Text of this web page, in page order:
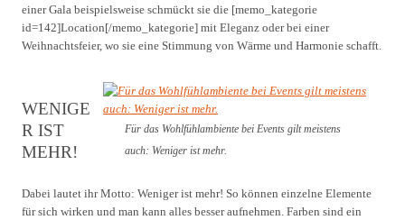
einer Gala beispielsweise schmückt sie die [memo_kategorie
id=142]Location[/memo_kategorie] mit Eleganz oder bei einer
Weihnachtsfeier, wo sie eine Stimmung von Wärme und Harmonie schafft.
Für das Wohlfühlambiente bei Events gilt meistens
auch: Weniger ist mehr.
WENIGE
R IST
MEHR!
Dabei lautet ihr Motto: Weniger ist mehr! So können einzelne Elemente
für sich wirken und man kann alles besser aufnehmen. Farben sind ein